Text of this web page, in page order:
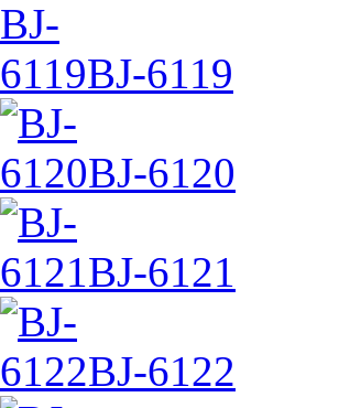
BJ-6119
BJ-6120
BJ-6121
BJ-6122